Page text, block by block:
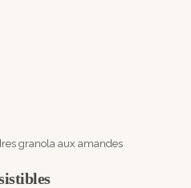
granola aux amandes